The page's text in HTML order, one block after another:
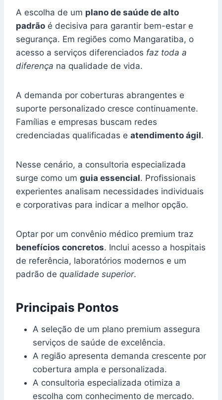
A escolha de um plano de saúde de alto
padrão é decisiva para garantir bem-estar e
segurança. Em regiões como Mangaratiba, o
acesso a serviços diferenciados faz toda a
diferença na qualidade de vida.
A demanda por coberturas abrangentes e
suporte personalizado cresce continuamente.
Famílias e empresas buscam redes
credenciadas qualificadas e atendimento ágil.
Nesse cenário, a consultoria especializada
surge como um guia essencial. Profissionais
experientes analisam necessidades individuais
e corporativas para indicar a melhor opção.
Optar por um convênio médico premium traz
benefícios concretos. Inclui acesso a hospitais
de referência, laboratórios modernos e um
padrão de qualidade superior.
Principais Pontos
A seleção de um plano premium assegura
serviços de saúde de excelência.
A região apresenta demanda crescente por
cobertura ampla e personalizada.
A consultoria especializada otimiza a
escolha com conhecimento de mercado.